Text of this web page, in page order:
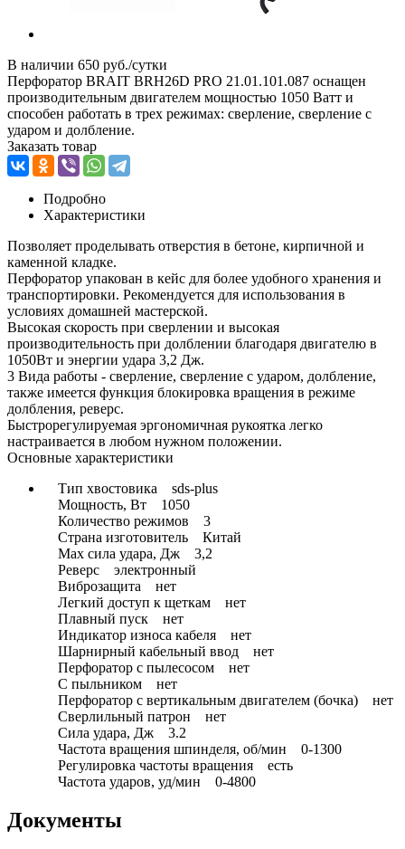
В наличии 650 руб./сутки
Перфоратор BRAIT BRH26D PRO 21.01.101.087 оснащен
производительным двигателем мощностью 1050 Ватт и
способен работать в трех режимах: сверление, сверление с
ударом и долбление.
Заказать товар
Подробно
Характеристики
Позволяет проделывать отверстия в бетоне, кирпичной и
каменной кладке.
Перфоратор упакован в кейс для более удобного хранения и
транспортировки. Рекомендуется для использования в
условиях домашней мастерской.
Высокая скорость при сверлении и высокая
производительность при долблении благодаря двигателю в
1050Вт и энергии удара 3,2 Дж.
3 Вида работы - сверление, сверление с ударом, долбление,
также имеется функция блокировка вращения в режиме
долбления, реверс.
Быстрорегулируемая эргономичная рукоятка легко
настраивается в любом нужном положении.
Основные характеристики
Тип хвостовика sds-plus
Мощность, Вт 1050
Количество режимов 3
Страна изготовитель Китай
Max сила удара, Дж 3,2
Реверс электронный
Виброзащита нет
Легкий доступ к щеткам нет
Плавный пуск нет
Индикатор износа кабеля нет
Шарнирный кабельный ввод нет
Перфоратор с пылесосом нет
С пыльником нет
Перфоратор с вертикальным двигателем (бочка) нет
Сверлильный патрон нет
Сила удара, Дж 3.2
Частота вращения шпинделя, об/мин 0-1300
Регулировка частоты вращения есть
Частота ударов, уд/мин 0-4800
Документы